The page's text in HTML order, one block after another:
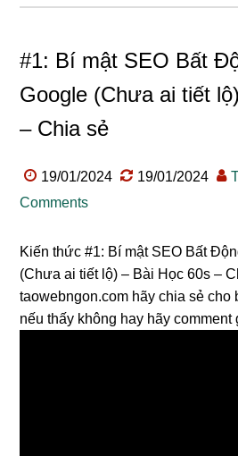
#1: Bí mật SEO Bất
Google (Chưa ai tiết
– Chia sẻ
19/01/2024 19/01/2024
Comments
Kiến thức #1: Bí mật SEO Bất
(Chưa ai tiết lộ) – Bài Học 60s –
taowebngon.com hãy chia sẻ cho
nếu thấy không hay hãy comment